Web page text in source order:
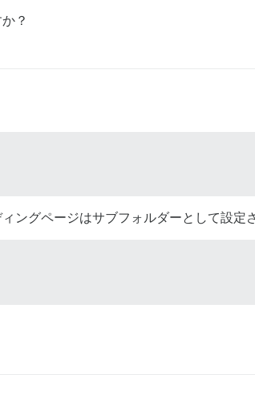
？
ングページはサブフォルダーとして設定